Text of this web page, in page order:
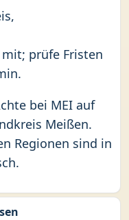
prüfe Fristen
bei MEI auf
Meißen.
Regionen sind in